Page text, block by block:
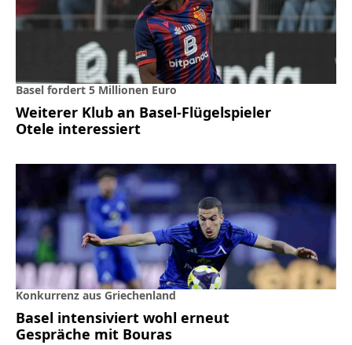
Basel fordert 5 Millionen Euro
Weiterer Klub an Basel-Flügelspieler
Otele interessiert
Konkurrenz aus Griechenland
Basel intensiviert wohl erneut
Gespräche mit Bouras